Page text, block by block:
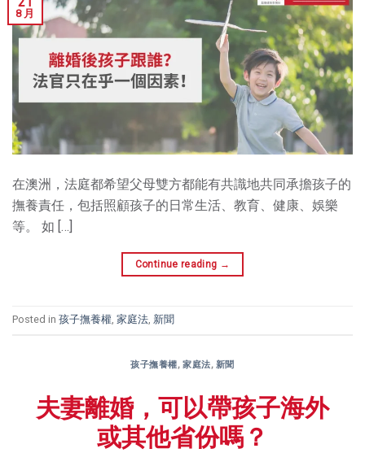
8 月
在澳洲，法庭都希望父母雙方都能有共識地共同承擔孩子的
撫養責任，包括照顧孩子的日常生活、教育、健康、娛樂
等。 如 […]
Continue reading →
Posted in 孩子撫養權, 家庭法, 新聞
孩子撫養權, 家庭法, 新聞
夫妻離婚，可以帶孩子海外
或其他省份嗎？